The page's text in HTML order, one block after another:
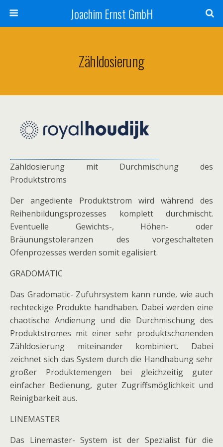
Joachim Ernst GmbH
Zähldosierung
Zähldosierung mit Durchmischung des
Produktstroms
Der angediente Produktstrom wird während des
Reihenbildungsprozesses komplett durchmischt.
Eventuelle Gewichts-, Höhen- oder
Bräunungstoleranzen des vorgeschalteten
Ofenprozesses werden somit egalisiert.
GRADOMATIC
Das Gradomatic- Zufuhrsystem kann runde, wie auch
rechteckige Produkte handhaben. Dabei werden eine
chaotische Andienung und die Durchmischung des
Produktstromes mit einer sehr produktschonenden
Zähldosierung miteinander kombiniert. Dabei
zeichnet sich das System durch die Handhabung sehr
großer Produktemengen bei gleichzeitig guter
einfacher Bedienung, guter Zugriffsmöglichkeit und
Reinigbarkeit aus.
LINEMASTER
Das Linemaster- System ist der Spezialist für die